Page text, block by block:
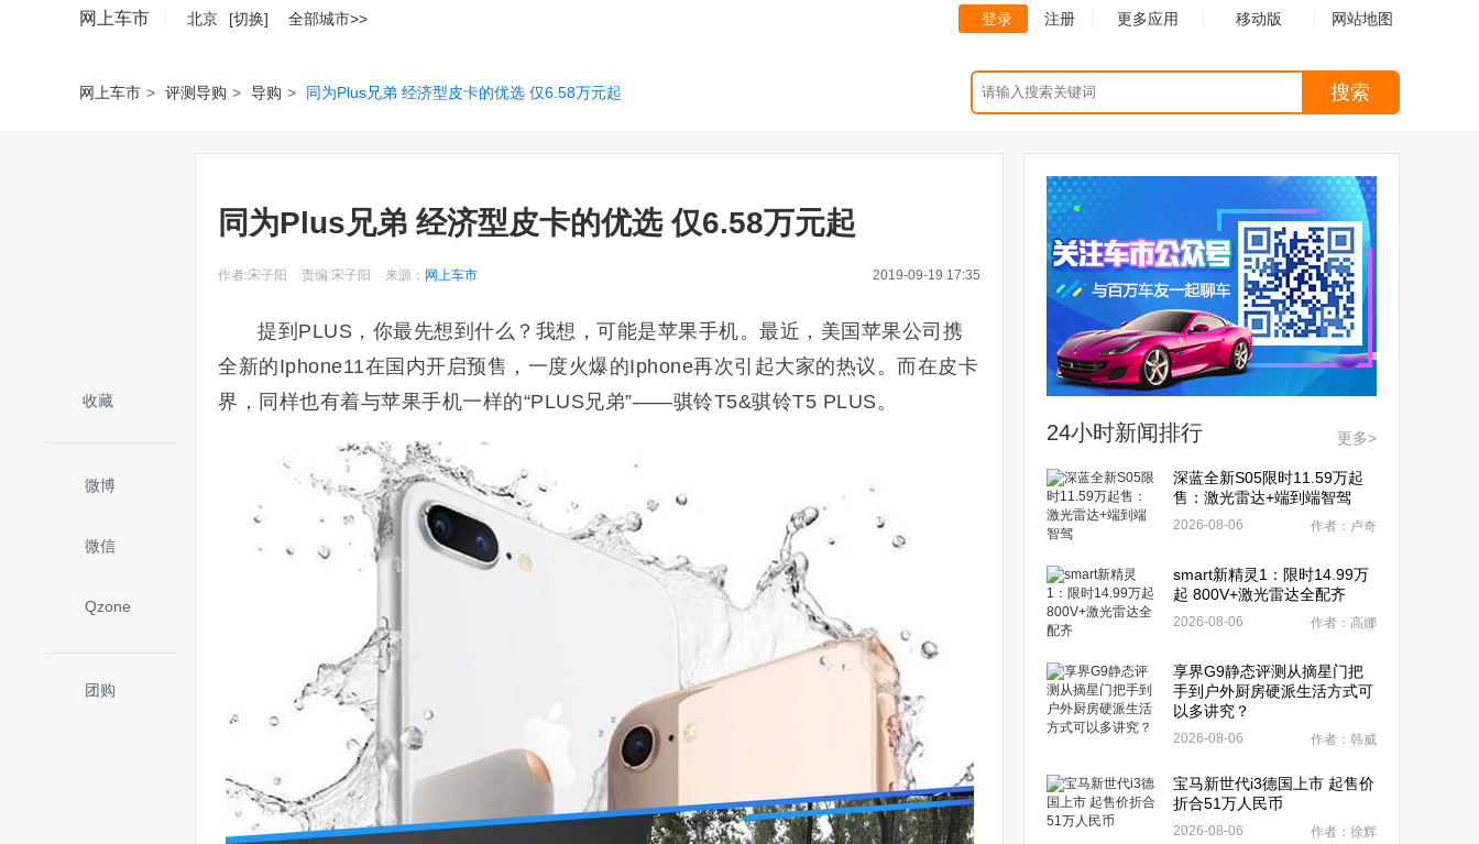
网上车市 北京 [切换] 全部城市>> 登录 注册 更多应用 移动版 网站地图
网上车市 > 评测导购 > 导购 > 同为Plus兄弟 经济型皮卡的优选 仅6.58万元起 搜索
收藏
微博
微信
Qzone
团购
同为Plus兄弟 经济型皮卡的优选 仅6.58万元起
作者:宋子阳 责编:宋子阳 来源： 网上车市 2019-09-19 17:35
提到PLUS，你最先想到什么？我想，可能是苹果手机。最近，美国苹果公司携
全新的Iphone11在国内开启预售，一度火爆的Iphone再次引起大家的热议。而在皮卡
界，同样也有着与苹果手机一样的“PLUS兄弟”——骐铃T5&骐铃T5 PLUS。
24小时新闻排行 更多>
深蓝全新S05限时11.59万起
售：激光雷达+端到端智驾
2026-08-06 作者：卢奇
smart新精灵1：限时14.99万
起 800V+激光雷达全配齐
2026-08-06 作者：高娜
享界G9静态评测从摘星门把
手到户外厨房硬派生活方式可
以多讲究？
2026-08-06 作者：韩威
宝马新世代i3德国上市 起售价
折合51万人民币
2026-08-06 作者：徐辉